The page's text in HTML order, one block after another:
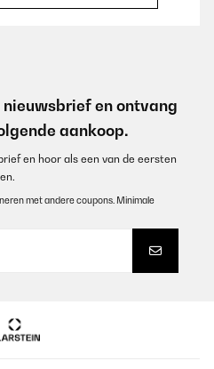
sehr zufrieden. Das Muster
an der Unterseite, wenn die
unsanft auf einen steinigen
hei, das ist eine
Tag genutzt wirdWährend im
Flasche heißes Wasser trinken,
Wasser. Und im Winter kann
sich beim Spaziergang
kaufen, falls wir nochmal eine
nieuwsbrief en ontvang
aankoop.
en hoor als een van de eersten
met andere coupons. Minimale